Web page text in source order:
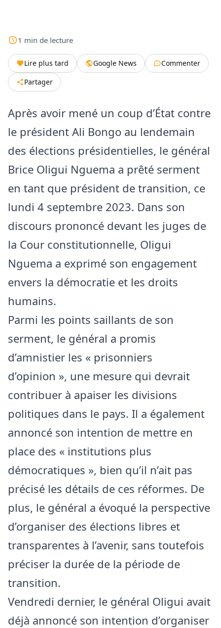
1 min de lecture
Lire plus tard Google News
Commenter
Partager
Après avoir mené un coup d’État contre
le président Ali Bongo au lendemain
des élections présidentielles, le général
Brice Oligui Nguema a prêté serment
en tant que président de transition, ce
lundi 4 septembre 2023. Dans son
discours prononcé devant les juges de
la Cour constitutionnelle, Oligui
Nguema a exprimé son engagement
envers la démocratie et les droits
humains.
Parmi les points saillants de son
serment, le général a promis
d’amnistier les « prisonniers
d’opinion », une mesure qui devrait
contribuer à apaiser les divisions
politiques dans le pays. Il a également
annoncé son intention de mettre en
place des « institutions plus
démocratiques », bien qu’il n’ait pas
précisé les détails de ces réformes. De
plus, le général a évoqué la perspective
d’organiser des élections libres et
transparentes à l’avenir, sans toutefois
préciser la durée de la période de
transition.
Vendredi dernier, le général Oligui avait
déjà annoncé son intention d’organiser